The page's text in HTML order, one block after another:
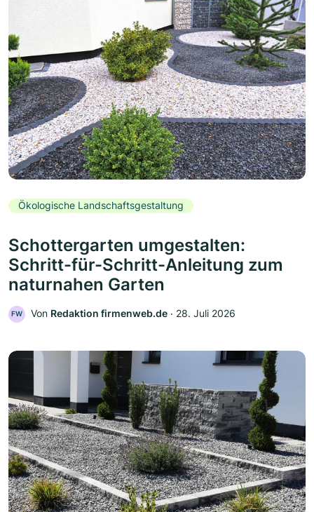
Ökologische Landschaftsgestaltung
Schottergarten umgestalten:
Schritt-für-Schritt-Anleitung zum
naturnahen Garten
FW Von Redaktion firmenweb.de ‧ 28. Juli 2026